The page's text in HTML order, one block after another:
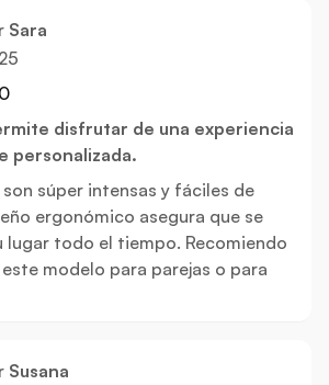
Sara
de 2025
disfrutar de una experiencia
personalizada.
súper intensas y fáciles de
ergonómico asegura que se
lugar todo el tiempo. Recomiendo
modelo para parejas o para
Susana